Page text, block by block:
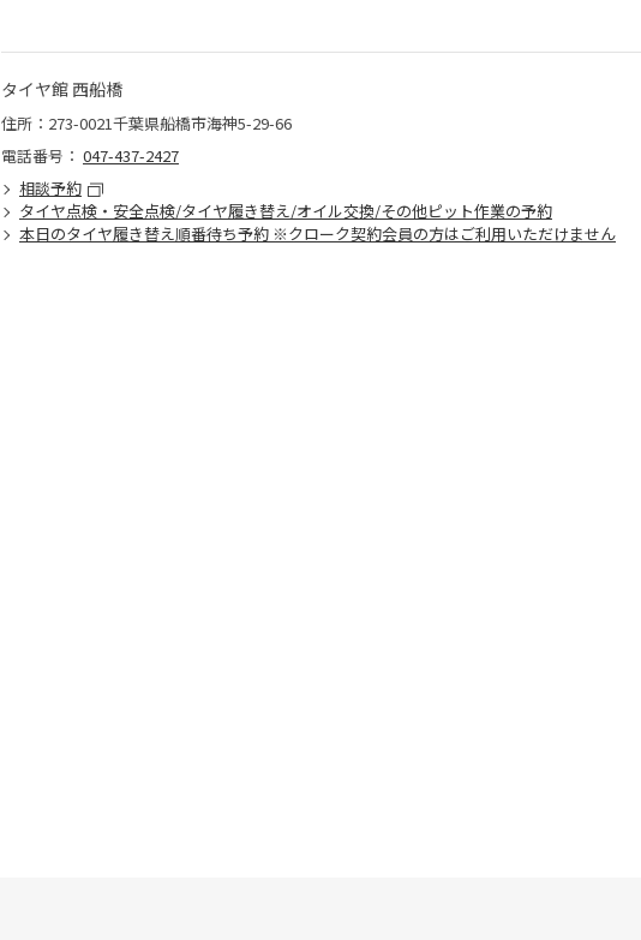
タイヤ館 西船橋
住所：273-0021千葉県船橋市海神5-29-66
電話番号： 047-437-2427
相談予約
タイヤ点検・安全点検/タイヤ履き替え/オイル交換/その他ピット作業の予約
本日のタイヤ履き替え順番待ち予約 ※クローク契約会員の方はご利用いただけません